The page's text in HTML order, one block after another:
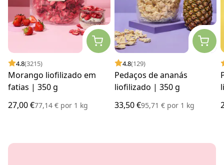
4.8(3215)
Morango liofilizado em
fatias | 350 g
27,00 €77,14 € por 1 kg
4.8(129)
Pedaços de ananás
liofilizado | 350 g
33,50 €95,71 € por1 kg